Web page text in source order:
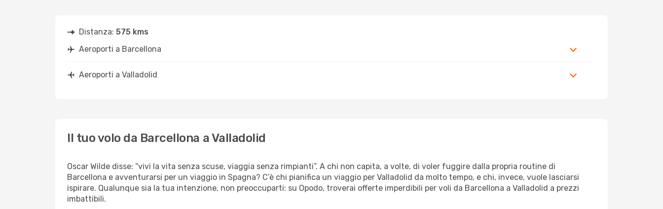
Distanza: 575 kms
Aeroporti a Barcellona
Aeroporti a Valladolid
Il tuo volo da Barcellona a Valladolid
Oscar Wilde disse: “vivi la vita senza scuse, viaggia senza rimpianti”. A chi non capita, a volte, di voler fuggire dalla propria routine di
Barcellona e avventurarsi per un viaggio in Spagna? C’è chi pianifica un viaggio per Valladolid da molto tempo, e chi, invece, vuole lasciarsi
ispirare. Qualunque sia la tua intenzione, non preoccuparti: su Opodo, troverai offerte imperdibili per voli da Barcellona a Valladolid a prezzi
imbattibili.